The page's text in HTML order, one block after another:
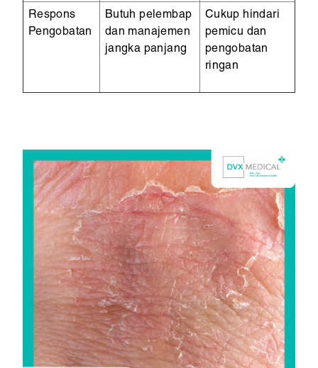
Respons
Pengobatan
Butuh pelembap
dan manajemen
jangka panjang
Cukup hindari
pemicu dan
pengobatan
ringan